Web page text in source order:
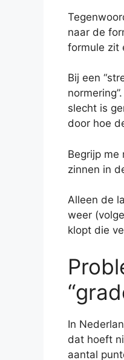
naar de
formule zit
Bij een
slecht is
door hoe
Begrijp me
zinnen in
Alleen de
weer
klopt die
In
dat hoeft
aantal